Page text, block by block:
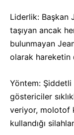
Liderlik: Başkan
taşıyan ancak
bulunmayan
olarak hareketin
Yöntem:
göstericiler
veriyor, molotof
kullandığı